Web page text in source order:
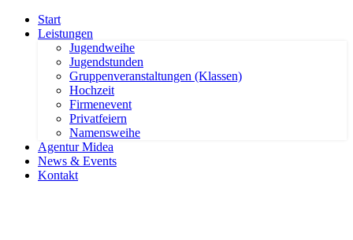
Start
Leistungen
Jugendweihe
Jugendstunden
Gruppenveranstaltungen (Klassen)
Hochzeit
Firmenevent
Privatfeiern
Namensweihe
Agentur Midea
News & Events
Kontakt